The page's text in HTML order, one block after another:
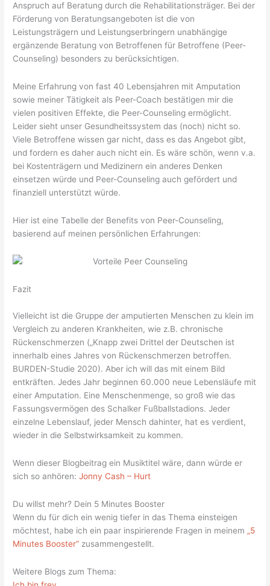
Anspruch auf Beratung durch die Rehabilitationsträger. Bei der
Förderung von Beratungsangeboten ist die von
Leistungsträgern und Leistungserbringern unabhängige
ergänzende Beratung von Betroffenen für Betroffene (Peer-
Counseling) besonders zu berücksichtigen.
Meine Erfahrung von fast 40 Lebensjahren mit Amputation
sowie meiner Tätigkeit als Peer-Coach bestätigen mir die
vielen positiven Effekte, die Peer-Counseling ermöglicht.
Leider sieht unser Gesundheitssystem das (noch) nicht so.
Viele Betroffene wissen gar nicht, dass es das Angebot gibt,
und fordern es daher auch nicht ein. Es wäre schön, wenn v.a.
bei Kostenträgern und Medizinern ein anderes Denken
einsetzen würde und Peer-Counseling auch gefördert und
finanziell unterstützt würde.
Hier ist eine Tabelle der Benefits von Peer-Counseling,
basierend auf meinen persönlichen Erfahrungen:
Fazit
Vielleicht ist die Gruppe der amputierten Menschen zu klein im
Vergleich zu anderen Krankheiten, wie z.B. chronische
Rückenschmerzen („Knapp zwei Drittel der Deutschen ist
innerhalb eines Jahres von Rückenschmerzen betroffen.
BURDEN-Studie 2020). Aber ich will das mit einem Bild
entkräften. Jedes Jahr beginnen 60.000 neue Lebensläufe mit
einer Amputation. Eine Menschenmenge, so groß wie das
Fassungsvermögen des Schalker Fußballstadions. Jeder
einzelne Lebenslauf, jeder Mensch dahinter, hat es verdient,
wieder in die Selbstwirksamkeit zu kommen.
Wenn dieser Blogbeitrag ein Musiktitel wäre, dann würde er
sich so anhören:Jonny Cash – Hurt
Du willst mehr? Dein 5 Minutes Booster
Wenn du für dich ein wenig tiefer in das Thema einsteigen
möchtest, habe ich ein paar inspirierende Fragen in meinem „5
Minutes Booster“ zusammengestellt.
Weitere Blogs zum Thema: